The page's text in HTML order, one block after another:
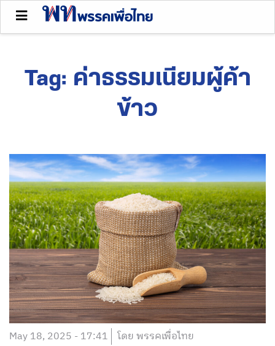
Tag: ค่าธรรมเนียมผู้ค้า
ข้าว
May 18, 2025 - 17:41 โดย พรรคเพื่อไทย